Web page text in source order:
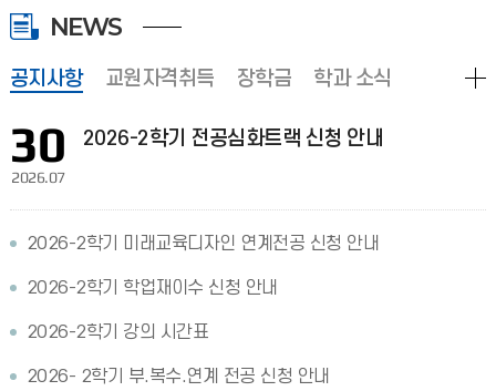
NEWS
공지사항
2026-2학기 전공심화트랙 신청 안내
30
2026.07
2026-2학기 미래교육디자인 연계전공 신청 안내
2026-2학기 학업재이수 신청 안내
2026-2학기 강의 시간표
2026- 2학기 부.복수.연계 전공 신청 안내
교원자격취득 장학금 학과 소식